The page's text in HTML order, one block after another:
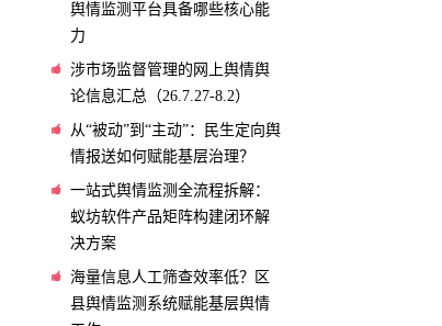
舆情监测平台具备哪些核心能
力
涉市场监督管理的网上舆情舆
论信息汇总（26.7.27-8.2）
从“被动”到“主动”：民生定向舆
情报送如何赋能基层治理？
一站式舆情监测全流程拆解：
蚁坊软件产品矩阵构建闭环解
决方案
海量信息人工筛查效率低？区
县舆情监测系统赋能基层舆情